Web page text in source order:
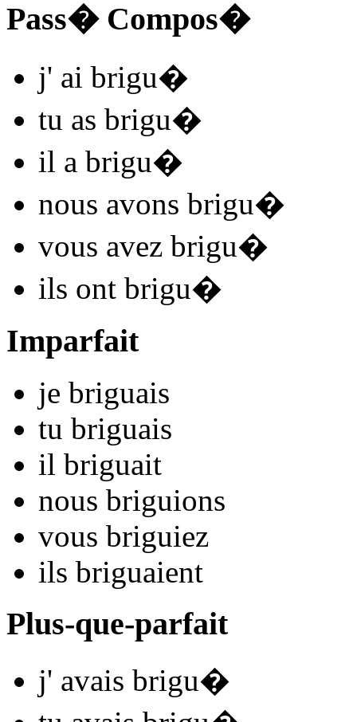
Pass� Compos�
j' ai brigu�
tu as brigu�
il a brigu�
nous avons brigu�
vous avez brigu�
ils ont brigu�
Imparfait
je briguais
tu briguais
il briguait
nous briguions
vous briguiez
ils briguaient
Plus-que-parfait
j' avais brigu�